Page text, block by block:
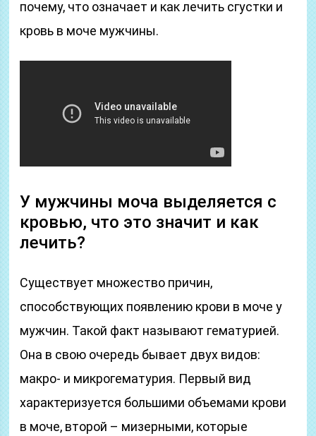
почему, что означает и как лечить сгустки и
кровь в моче мужчины.
У мужчины моча выделяется с
кровью, что это значит и как
лечить?
Существует множество причин,
способствующих появлению крови в моче у
мужчин. Такой факт называют гематурией.
Она в свою очередь бывает двух видов:
макро- и микрогематурия. Первый вид
характеризуется большими объемами крови
в моче, второй – мизерными, которые